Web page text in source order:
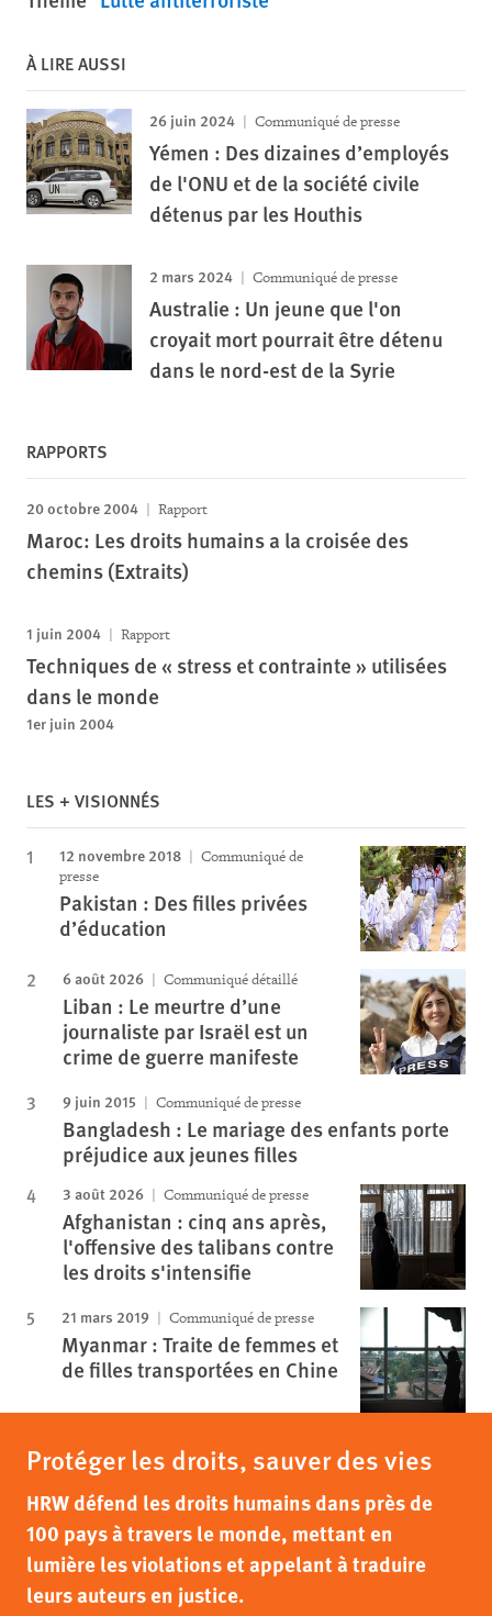
À LIRE AUSSI
26 juin 2024 Communiqué de presse
Yémen : Des dizaines d’employés
de l'ONU et de la société civile
détenus par les Houthis
2 mars 2024 Communiqué de presse
Australie : Un jeune que l'on
croyait mort pourrait être détenu
dans le nord-est de la Syrie
RAPPORTS
20 octobre 2004 Rapport
Maroc: Les droits humains a la croisée des
chemins (Extraits)
1 juin 2004 Rapport
Techniques de « stress et contrainte » utilisées
dans le monde
1er juin 2004
LES + VISIONNÉS
12 novembre 2018
Communiqué de
presse
Pakistan : Des filles privées
d’éducation
6 août 2026 Communiqué détaillé
Liban : Le meurtre d’une
journaliste par Israël est un
crime de guerre manifeste
9 juin 2015 Communiqué de presse
Bangladesh : Le mariage des enfants porte
préjudice aux jeunes filles
3 août 2026 Communiqué de presse
Afghanistan : cinq ans après,
l'offensive des talibans contre
les droits s'intensifie
21 mars 2019 Communiqué de presse
Myanmar : Traite de femmes et
de filles transportées en Chine
Protéger les droits, sauver des vies
HRW défend les droits humains dans près de
100 pays à travers le monde, mettant en
lumière les violations et appelant à traduire
leurs auteurs en justice.